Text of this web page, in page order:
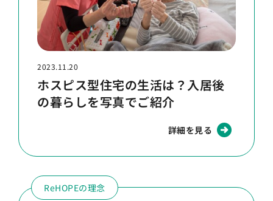
2023.11.20
ホスピス型住宅の生活は？入居後
の暮らしを写真でご紹介
詳細を見る
ReHOPEの理念